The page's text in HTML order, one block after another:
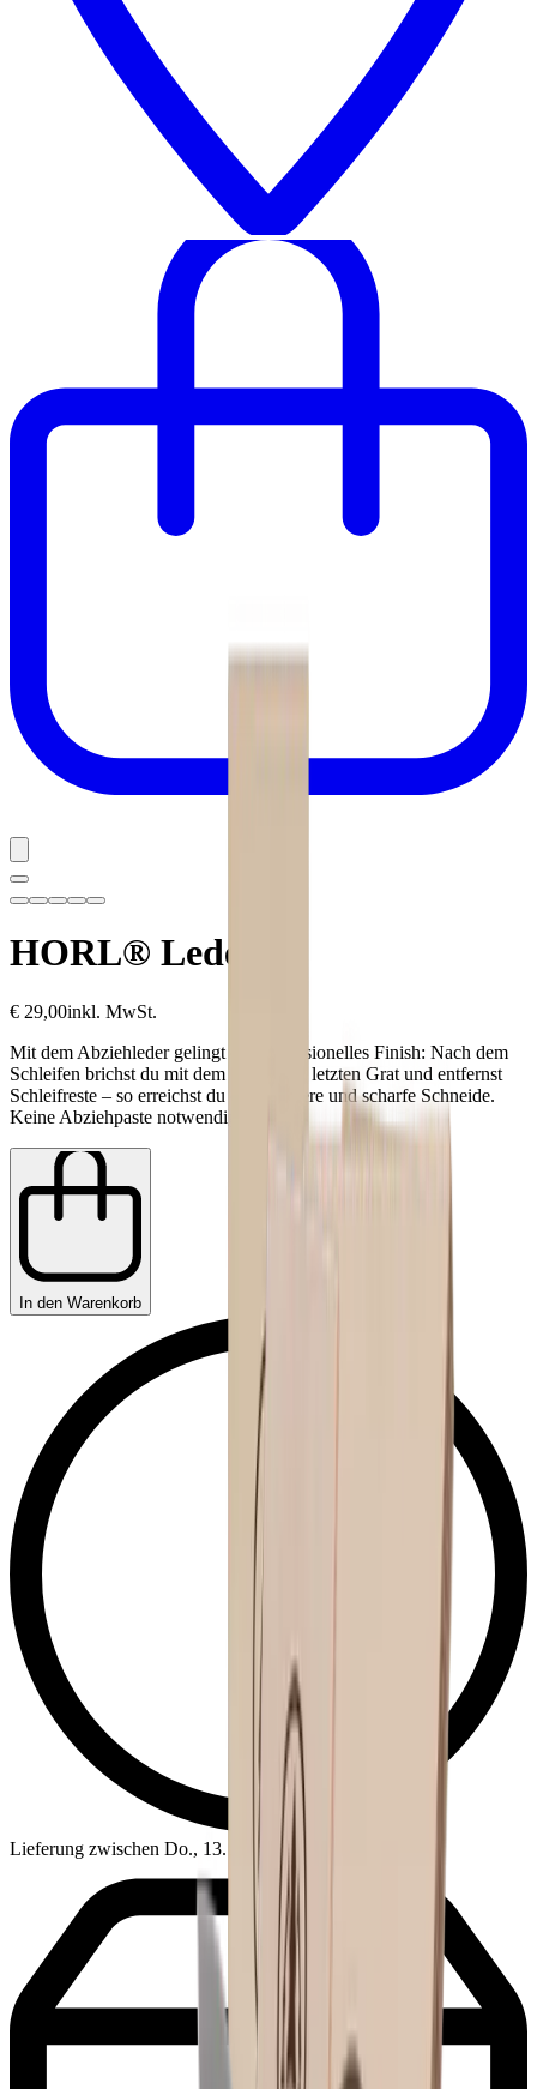
HORL® Leder
€ 29,00inkl. MwSt.
Mit dem Abziehleder gelingt ein professionelles Finish: Nach dem
Schleifen brichst du mit dem Leder den letzten Grat und entfernst
Schleifreste – so erreichst du eine saubere und scharfe Schneide.
Keine Abziehpaste notwendig.
In den Warenkorb
Lieferung zwischen Do., 13. Aug. – Mo., 17. Aug.